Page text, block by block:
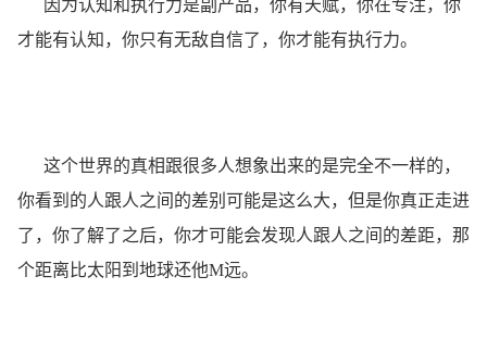
因为认知和执行力是副产品，你有天赋，你在专注，你
才能有认知，你只有无敌自信了，你才能有执行力。
这个世界的真相跟很多人想象出来的是完全不一样的，
你看到的人跟人之间的差别可能是这么大，但是你真正走进
了，你了解了之后，你才可能会发现人跟人之间的差距，那
个距离比太阳到地球还他M远。